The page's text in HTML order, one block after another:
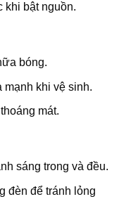
khi bật nguồn.
bóng.
mạnh khi vệ sinh.
mát.
sáng trong và đều.
đèn để tránh lỏng